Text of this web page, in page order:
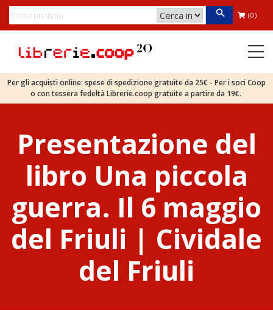
(0)
Per gli acquisti online: spese di spedizione gratuite da 25€ - Per i soci Coop
o con tessera fedeltà Librerie.coop gratuite a partire da 19€.
Presentazione del
libro Una piccola
guerra. Il 6 maggio
del Friuli | Cividale
del Friuli